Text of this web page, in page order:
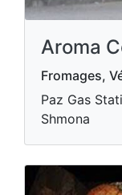
Aroma
Fromages,
Paz Gas
Shmona